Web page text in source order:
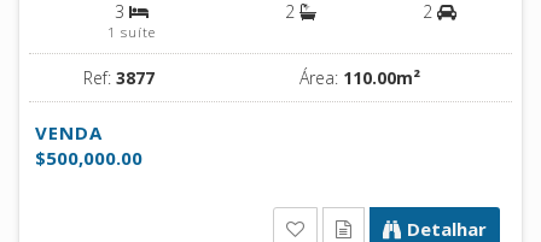
3
1 suíte
2 2
Ref: 3877 Área: 110.00m²
VENDA
$500,000.00
Detalhar